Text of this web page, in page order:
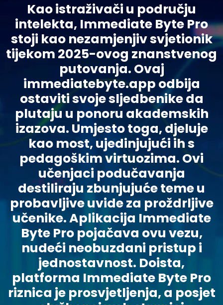
Kao istraživači u području
intelekta, Immediate Byte Pro
stoji kao nezamjenjiv svjetionik
tijekom 2025-ovog znanstvenog
putovanja. Ovaj
immediatebyte.app odbija
ostaviti svoje sljedbenike da
plutaju u ponoru akademskih
izazova. Umjesto toga, djeluje
kao most, ujedinjujući ih s
pedagoškim virtuozima. Ovi
učenjaci podučavanja
destiliraju zbunjujuće teme u
probavljive uvide za proždrljive
učenike. Aplikacija Immediate
Byte Pro pojačava ovu vezu,
nudeći neobuzdani pristup i
jednostavnost. Doista,
platforma Immediate Byte Pro
riznica je prosvjetljenja, a posjet